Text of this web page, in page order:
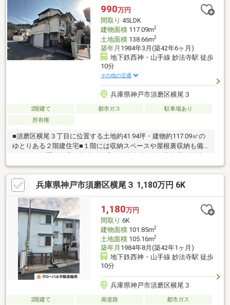
フォームで我が家を再生■ 堀込車庫は愛車やバイクを防犯・クリ
ーンに保管してくれる■ 街並みが形成された立地、中心地へアク
セス良好■ 両面道路で日差しが広がる敷地
990万円
間取り 4SLDK
建物面積117.09m2
土地面積138.66m2
築年月 1984年3月(築42年6ヶ月)
地下鉄西神・山手線 妙法寺駅 徒歩
10分
その他の交通
兵庫県神戸市須磨区横尾３
2階建て 都市ガス
駐車場あり
所有権
■須磨区横尾３丁目に位置する土地約41.94坪・建物約117.09㎡の
ゆとりある２階建住宅■１階には収納スペースや屋根裏収納も備
車庫のため、大切なお車を雨風から守ります（天井高約1.9ｍ）
南面に庭スペースもあり、ガーデニングスペース、お子様やペッ
トの遊び場として、戸建ならではの用途多彩■昭和59年3月築のた
め、購入後のリノベーションはお客様のご負担となります■余計
なリフォーム費用を販売価格に上乗せしておりませんので 「自
分好みのキッチンに変更」「広いLDKに変更」「和室を洋室に変
更」など、一から作り上げたい方にオススメ
兵庫県神戸市須磨区横尾３ 1,180万円 6K
1,180万円
間取り 6K
建物面積101.85m2
土地面積105.16m2
築年月 1984年8月(築42年1ヶ月)
地下鉄西神・山手線 妙法寺駅 徒歩
10分
兵庫県神戸市須磨区横尾３
2階建て 南道路
都市ガス